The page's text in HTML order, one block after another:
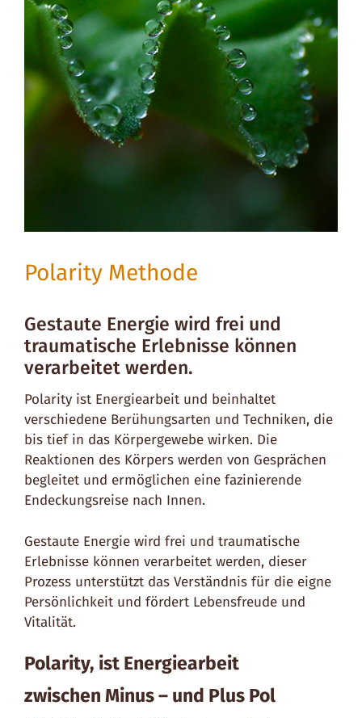
Polarity Methode
Gestaute Energie wird frei und
traumatische Erlebnisse können
verarbeitet werden.
Polarity ist Energiearbeit und beinhaltet
verschiedene Berühungsarten und Techniken, die
bis tief in das Körpergewebe wirken. Die
Reaktionen des Körpers werden von Gesprächen
begleitet und ermöglichen eine fazinierende
Endeckungsreise nach Innen.
Gestaute Energie wird frei und traumatische
Erlebnisse können verarbeitet werden, dieser
Prozess unterstützt das Verständnis für die eigne
Persönlichkeit und fördert Lebensfreude und
Vitalität.
Polarity, ist Energiearbeit
zwischen Minus – und Plus Pol